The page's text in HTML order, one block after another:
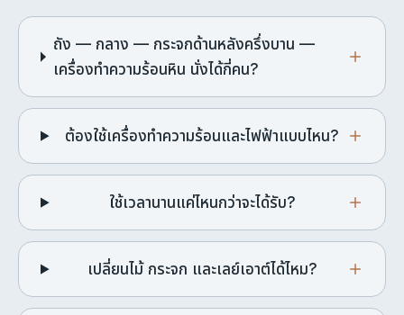
ถัง — กลาง — กระจกด้านหลังครึ่งบาน —
เครื่องทำความร้อนหิน นั่งได้กี่คน?
ต้องใช้เครื่องทำความร้อนและไฟฟ้าแบบไหน?
ใช้เวลานานแค่ไหนกว่าจะได้รับ?
เปลี่ยนไม้ กระจก และเลย์เอาต์ได้ไหม?